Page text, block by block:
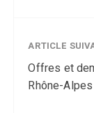
ARTICLE
Offres et
Rhône-Alpes